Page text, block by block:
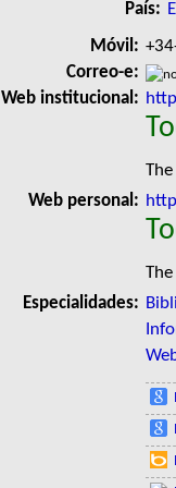
País:
Móvil:
Correo-e:
Web institucional:
Web personal:
Especialidades: